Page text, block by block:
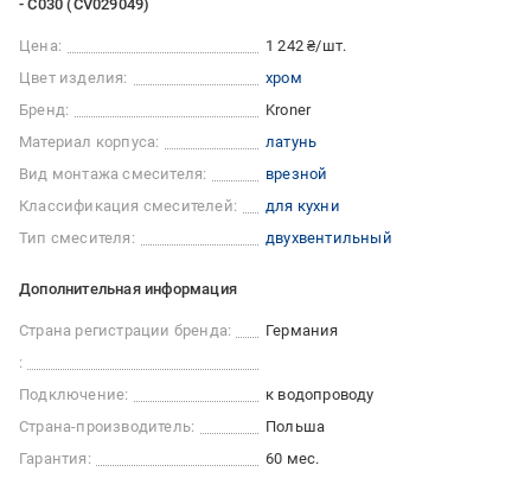
- C030 (CV029049)
Цена:
1 242 ₴/шт.
Цвет изделия:
хром
Бренд:
Kroner
Материал корпуса:
латунь
Вид монтажа смесителя:
врезной
Классификация смесителей:
для кухни
Тип смесителя:
двухвентильный
Дополнительная информация
Страна регистрации бренда:
Германия
:
Подключение:
к водопроводу
Страна-производитель:
Польша
Гарантия:
60 мес.